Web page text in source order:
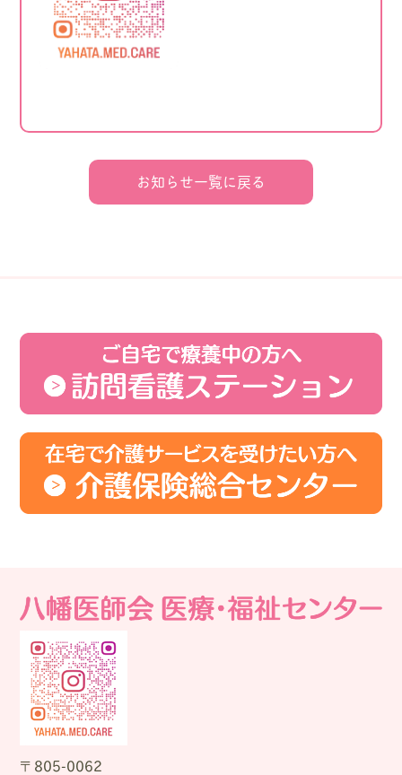
お知らせ一覧に戻る
〒 805-0062